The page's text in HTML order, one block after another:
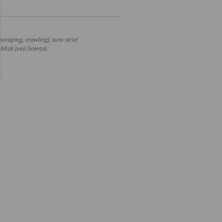
crawling), sunt strict
(vezi licența).